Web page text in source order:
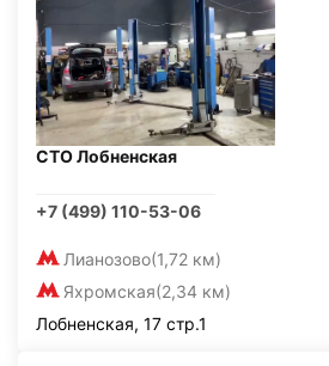
СТО Лобненская
+7 (499) 110-53-06
Лианозово(1,72 км)
Яхромская(2,34 км)
Лобненская, 17 стр.1